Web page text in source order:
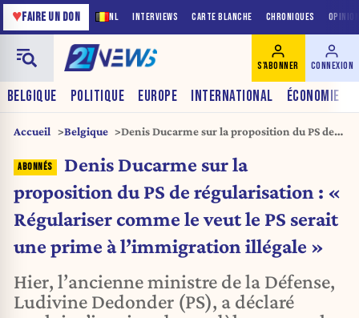
NL INTERVIEWS CARTE BLANCHE CHRONIQUES
♥FAIRE UN DON
BELGIQUE POLITIQUE EUROPE INTERNATIONAL ÉCONOMIE
S'ABONNER CONNEXION
Accueil Belgique
Denis Ducarme sur la proposition du PS de
le PS serait une prime à l’immigration
illégale »
Denis Ducarme sur la
proposition du PS de régularisation : «
Régulariser comme le veut le PS serait
une prime à l’immigration illégale »
Hier, l’ancienne ministre de la Défense,
Ludivine Dedonder (PS), a déclaré